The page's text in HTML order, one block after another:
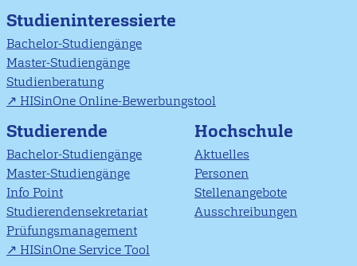
Studieninteressierte
Bachelor-Studiengänge
Master-Studiengänge
Studienberatung
HISinOne Online-Bewerbungstool
Studierende
Bachelor-Studiengänge
Master-Studiengänge
Info Point
Studierendensekretariat
Prüfungsmanagement
HISinOne Service Tool
Hochschule
Aktuelles
Personen
Stellenangebote
Ausschreibungen